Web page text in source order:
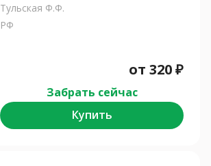
Тульская Ф.Ф.
РФ
от 320₽
Забрать сейчас
Купить